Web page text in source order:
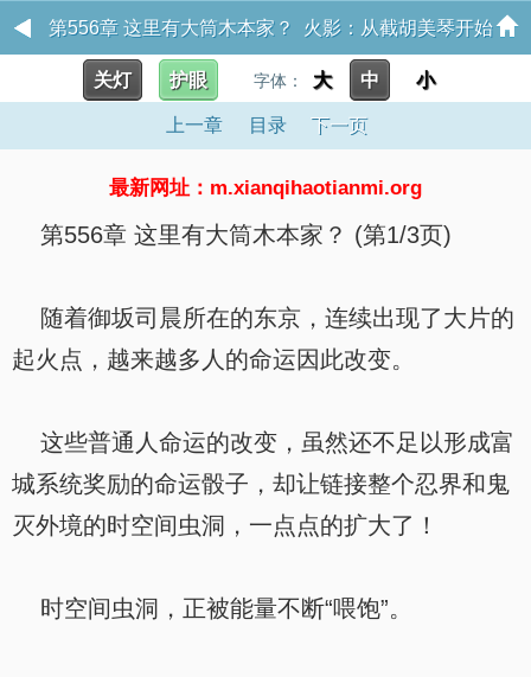
第556章 这里有大筒木本家？ 火影：从截胡美琴开始
关灯 护眼 字体： 大 中 小
上一章 目录 下一页
最新网址：m.xianqihaotianmi.org
第556章 这里有大筒木本家？ (第1/3页)
随着御坂司晨所在的东京，连续出现了大片的
起火点，越来越多人的命运因此改变。
这些普通人命运的改变，虽然还不足以形成富
城系统奖励的命运骰子，却让链接整个忍界和鬼
灭外境的时空间虫洞，一点点的扩大了！
时空间虫洞，正被能量不断“喂饱”。